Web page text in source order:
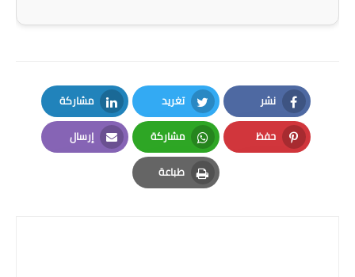
الطقس
العطل
صحة وطب
نشر
Facebook
تغريد
Twitter
مشاركة
LinkedIn
حفظ
Pinterest
مشاركة
Whatsapp
إرسال
Email
طباعة
Print